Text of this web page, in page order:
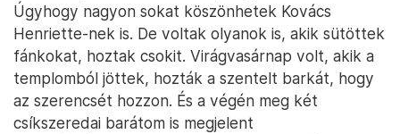
Úgyhogy nagyon sokat köszönhetek Kovács
Henriette-nek is. De voltak olyanok is, akik sütöttek
fánkokat, hoztak csokit. Virágvasárnap volt, akik a
templomból jöttek, hozták a szentelt barkát, hogy
az szerencsét hozzon. És a végén meg két
csíkszeredai barátom is megjelent